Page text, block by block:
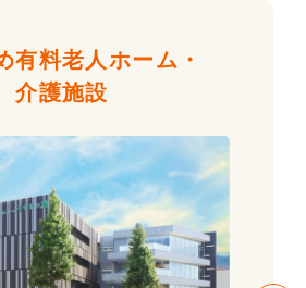
有料老人ホーム・
介護施設